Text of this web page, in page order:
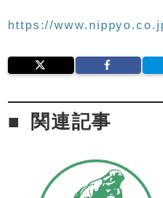
https://
関連記事